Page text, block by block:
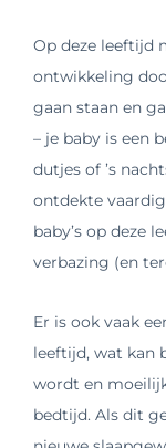
Op deze leeftijd
ontwikkeling
gaan staan en
– je baby is een
dutjes of ’s
ontdekte
baby’s op deze
verbazing (en
Er is ook vaak
leeftijd, wat kan
wordt en
bedtijd. Als dit